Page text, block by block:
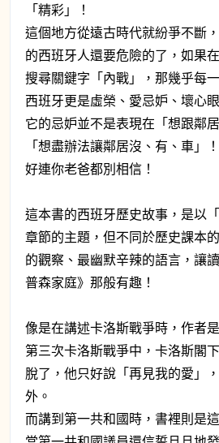
「精彩」！
這個地方從遠古時代就紛爭不斷
的西班牙人還要危險的了，如果
搜尋關鍵字「內戰」，那幾乎每
西班牙更是虛榮、愛忌妒、壞心
它的忌妒並不是表現在「想跟鄰
「想盡辦法讓鄰居沒、有、車」
好連你老爸都別相信！
這本書的西班牙歷史故事，是以
章節的主題，但不同於歷史課本
的觀察、最幽默辛辣的語言，讓
普森家庭》那般有趣！
像是在講述卡洛斯戰爭時，作者
第三次卡洛斯戰爭中，卡洛斯閣
脫了，他只好說「再見我的愛」
外。
而講到第一共和國時，書裡則是